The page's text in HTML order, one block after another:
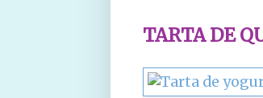
TARTA DE